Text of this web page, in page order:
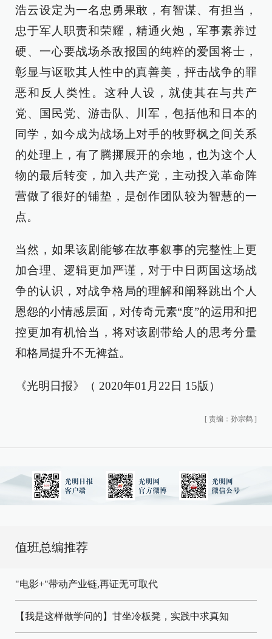
浩云设定为一名忠勇果敢，有智谋、有担当，
忠于军人职责和荣耀，精通火炮，军事素养过
硬、一心要战场杀敌报国的纯粹的爱国将士，
彰显与讴歌其人性中的真善美，抨击战争的罪
恶和反人类性。这种人设，就使其在与共产
党、国民党、游击队、川军，包括他和日本的
同学，如今成为战场上对手的牧野枫之间关系
的处理上，有了腾挪展开的余地，也为这个人
物的最后转变，加入共产党，主动投入革命阵
营做了很好的铺垫，是创作团队较为智慧的一
点。
当然，如果该剧能够在故事叙事的完整性上更
加合理、逻辑更加严谨，对于中日两国这场战
争的认识，对战争格局的理解和阐释跳出个人
恩怨的小情感层面，对传奇元素“度”的运用和把
控更加有机恰当，将对该剧带给人的思考分量
和格局提升不无裨益。
《光明日报》（ 2020年01月22日 15版）
[ 责编：孙宗鹤 ]
值班总编推荐
"电影+"带动产业链,再证无可取代
【我是这样做学问的】甘坐冷板凳，实践中求真知